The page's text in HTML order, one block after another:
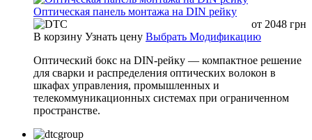
Оптическая панель монтажа на DIN рейку
от 2048 грн
В корзину Узнать цену Выбрать Модификацию
Оптический бокс на DIN-рейку — компактное решение
для сварки и распределения оптических волокон в
шкафах управления, промышленных и
телекоммуникационных системах при ограниченном
пространстве.